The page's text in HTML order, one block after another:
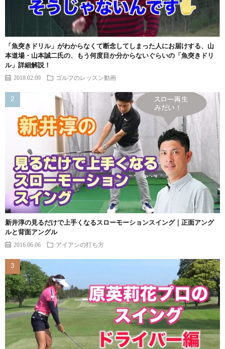
「魚突きドリル」がわからなくて断念してしまった人にお届けする、山
本道場・山本誠二氏の、もう何度目か分からないぐらいの「魚突きドリ
ル」詳細解説！
2018.02.09 ゴルフのレッスン動画
新井淳の見るだけで上手くなるスローモーションスイング｜正面アング
ルと背面アングル
2016.06.06 アイアンの打ち方